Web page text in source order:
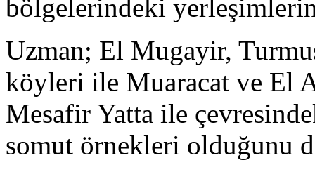
bölgelerindeki yerleşimlerin
Uzman; El Mugayir,
köyleri ile Muaracat ve El
Mesafir Yatta ile
somut örnekleri olduğunu